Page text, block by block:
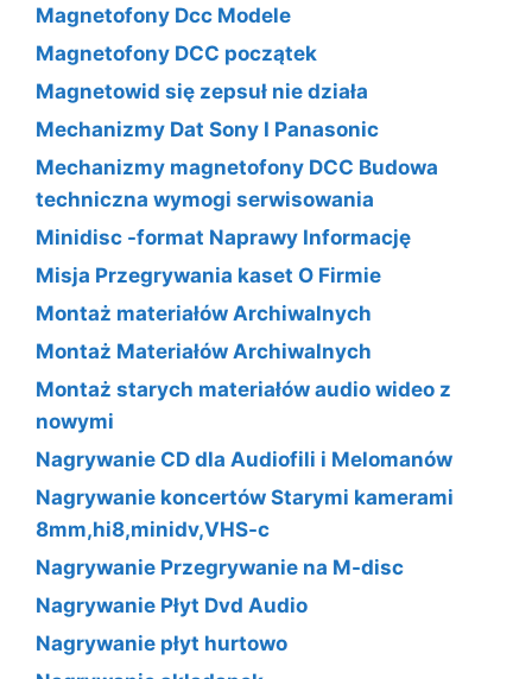
Magnetofony Dcc Modele
Magnetofony DCC początek
Magnetowid się zepsuł nie działa
Mechanizmy Dat Sony I Panasonic
Mechanizmy magnetofony DCC Budowa
techniczna wymogi serwisowania
Minidisc -format Naprawy Informację
Misja Przegrywania kaset O Firmie
Montaż materiałów Archiwalnych
Montaż Materiałów Archiwalnych
Montaż starych materiałów audio wideo z
nowymi
Nagrywanie CD dla Audiofili i Melomanów
Nagrywanie koncertów Starymi kamerami
8mm,hi8,minidv,VHS-c
Nagrywanie Przegrywanie na M-disc
Nagrywanie Płyt Dvd Audio
Nagrywanie płyt hurtowo